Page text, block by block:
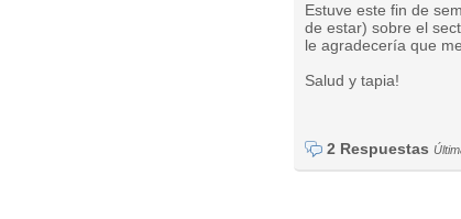
Estuve este fin de
de estar) sobre el
le agradecería que
Salud y tapia!
2 Respuestas